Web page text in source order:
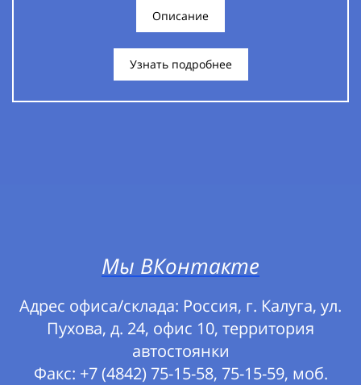
Описание
Узнать подробнее
Мы ВКонтакте
Адрес офиса/склада: Россия, г. Калуга, ул.
Пухова, д. 24, офис 10, территория
автостоянки
Факс: +7 (4842) 75-15-58, 75-15-59, моб.